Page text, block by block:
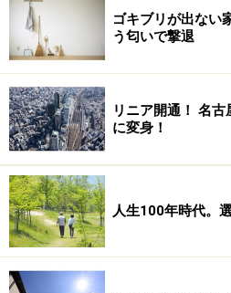
そんな思いもあって、自分が
つくり方や相性はもちろんだ
験のある方にお願いしたいなぁ
少し先を知る人に
ゴキブリが出ない
う匂いで撃退
リニア開通！ 名
に変身！
人生100年時代。